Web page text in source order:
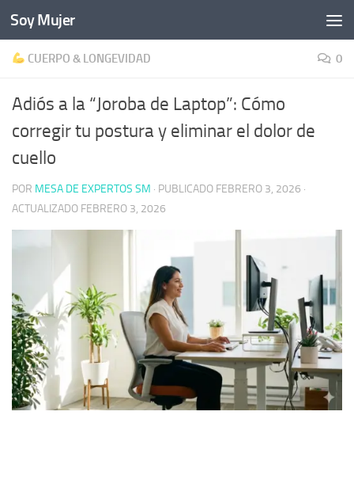
Bajo el contenido
Soy Mujer
CUERPO & LONGEVIDAD 0
Adiós a la “Joroba de Laptop”: Cómo
corregir tu postura y eliminar el dolor de
cuello
POR MESA DE EXPERTOS SM · PUBLICADO FEBRERO 3, 2026 ·
ACTUALIZADO FEBRERO 3, 2026